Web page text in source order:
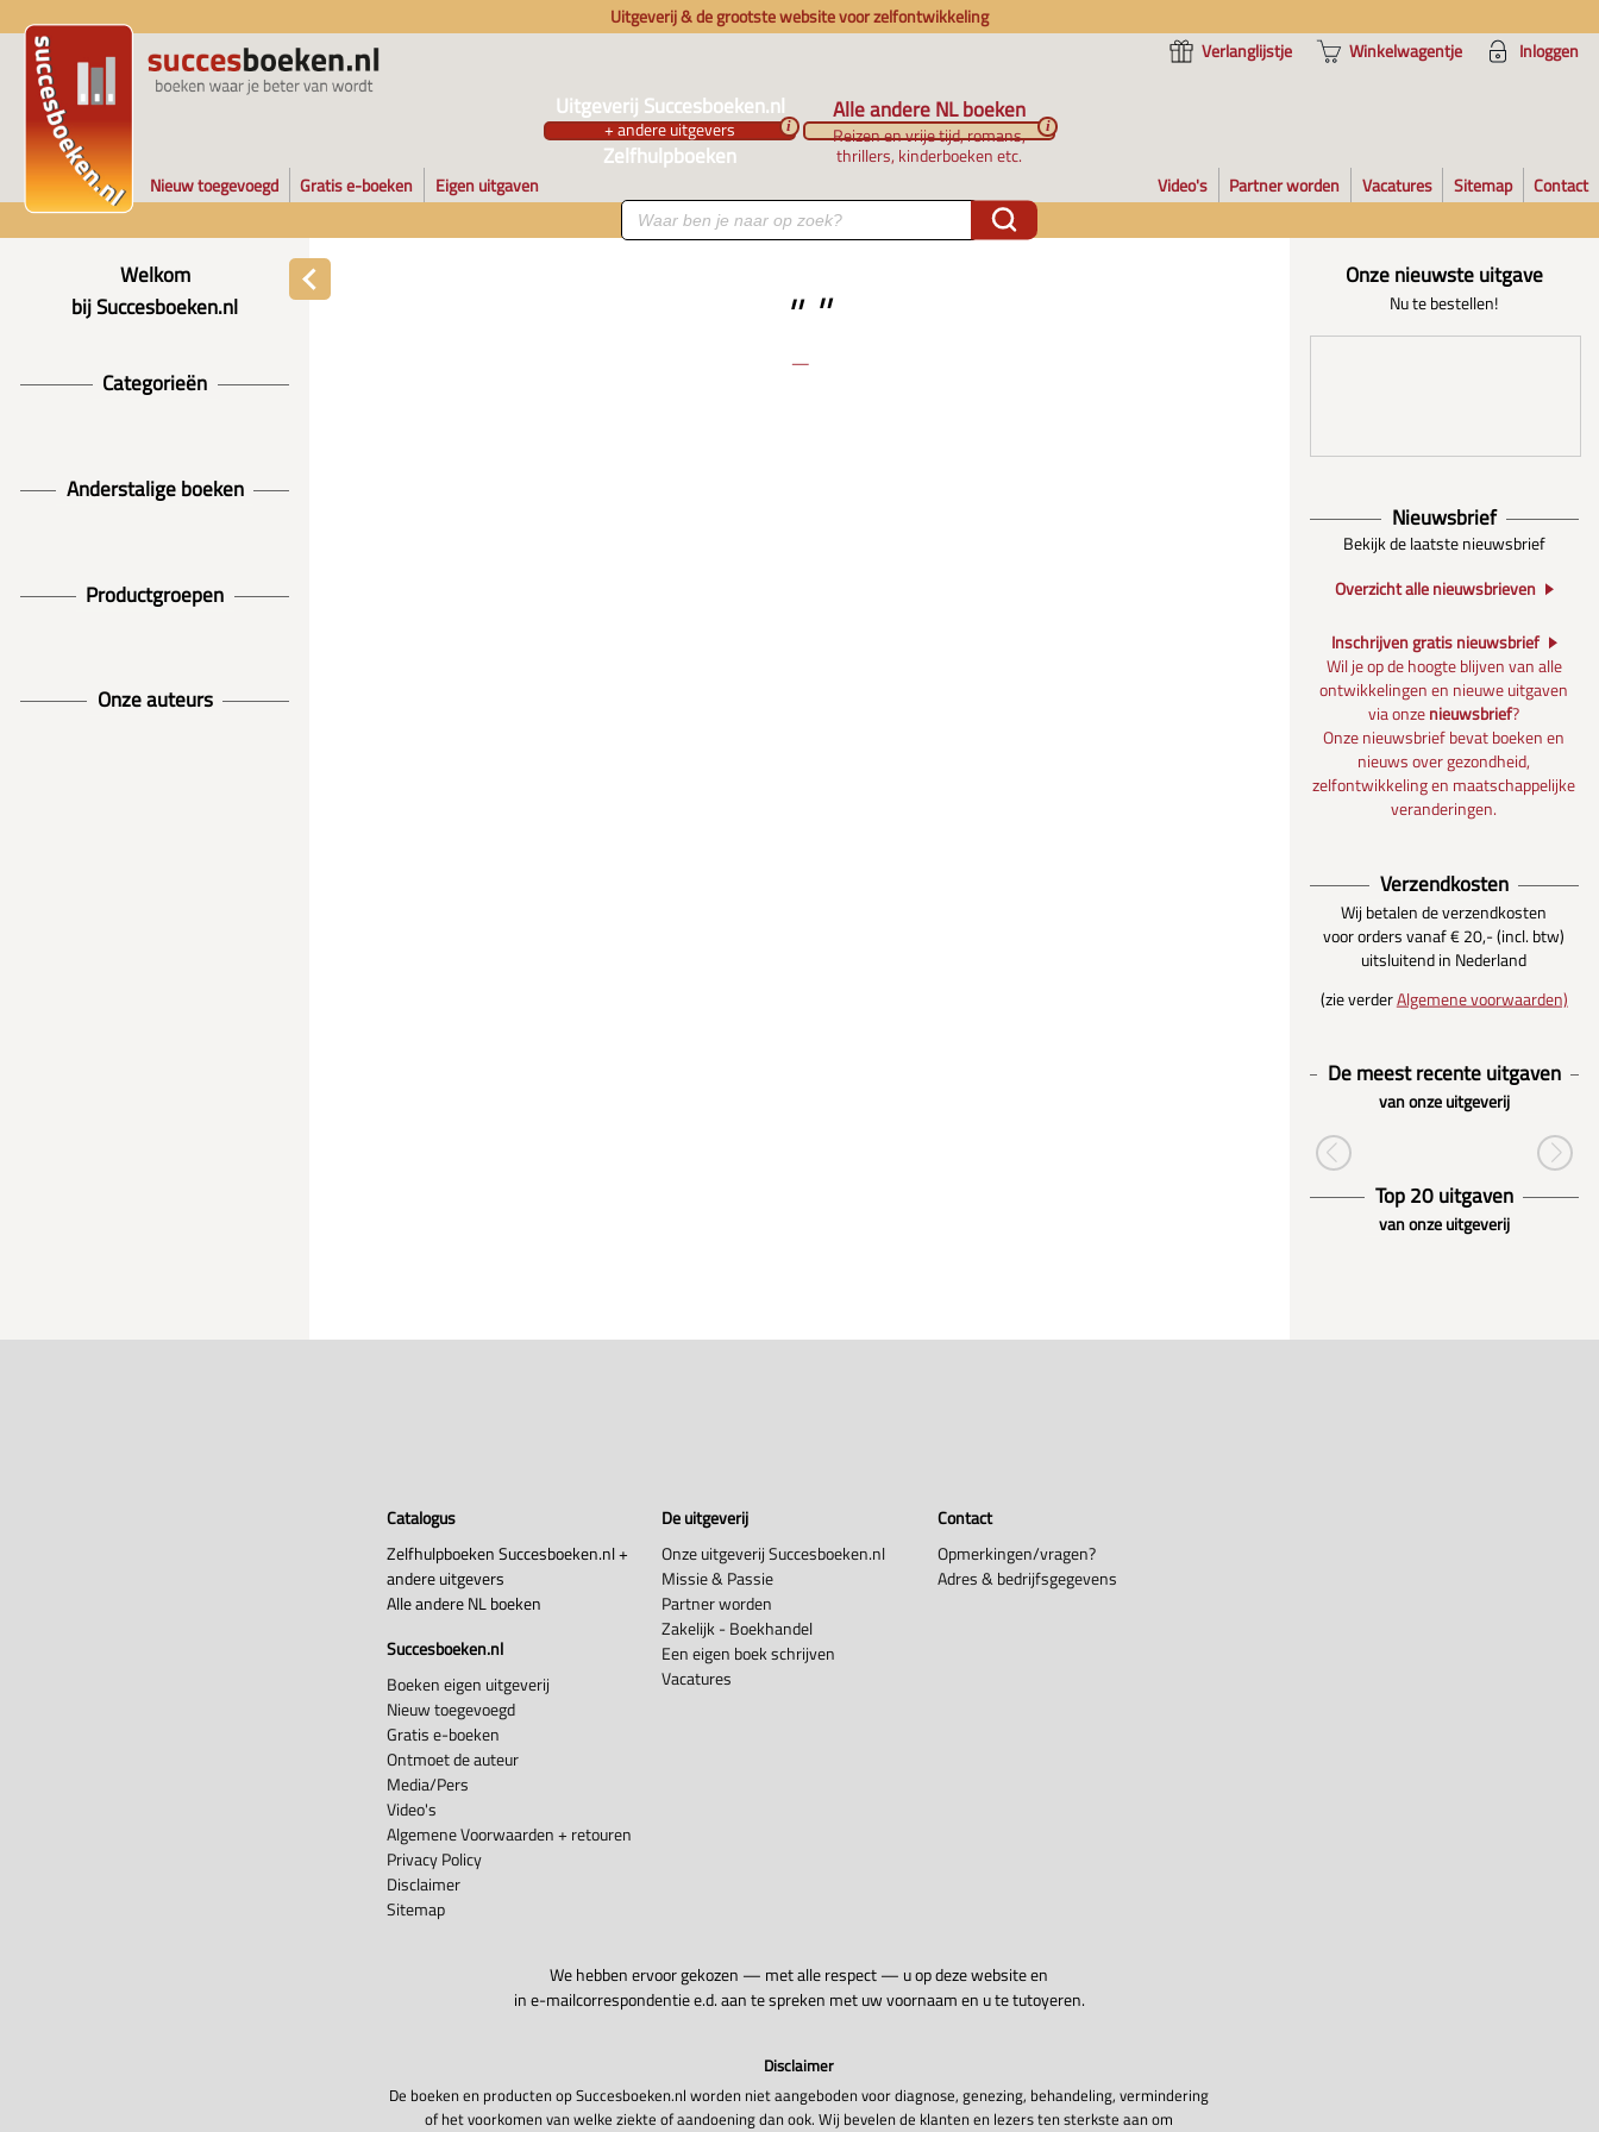
Uitgeverij & de grootste website voor zelfontwikkeling
Verlanglijstje
Winkelwagentje Inloggen
Uitgeverij Succesboeken.nl
+ andere uitgevers
Zelfhulpboeken
i
Alle andere NL boeken
Reizen en vrije tijd, romans,
thrillers, kinderboeken etc.
i
Nieuw toegevoegd Gratis e-boeken Eigen uitgaven Video's Partner worden Vacatures Sitemap Contact
Welkom
bij Succesboeken.nl
Categorieën
Anderstalige boeken
Productgroepen
Onze auteurs
Onze nieuwste uitgave
Nu te bestellen!
Nieuwsbrief
Bekijk de laatste nieuwsbrief
Overzicht alle nieuwsbrieven
Inschrijven gratis nieuwsbrief
Wil je op de hoogte blijven van alle
ontwikkelingen en nieuwe uitgaven
via onzenieuwsbrief?
Onze nieuwsbrief bevat boeken en
nieuws over gezondheid,
zelfontwikkeling en maatschappelijke
veranderingen.
Verzendkosten
Wij betalen de verzendkosten
voor orders vanaf € 20,- (incl. btw)
uitsluitend in Nederland
(zie verderAlgemene voorwaarden)
De meest recente uitgaven
van onze uitgeverij
Top 20 uitgaven
van onze uitgeverij
Catalogus
Zelfhulpboeken Succesboeken.nl +
andere uitgevers
Alle andere NL boeken
Succesboeken.nl
Boeken eigen uitgeverij
Nieuw toegevoegd
Gratis e-boeken
Ontmoet de auteur
Media/Pers
Video's
Algemene Voorwaarden + retouren
Privacy Policy
Disclaimer
Sitemap
De uitgeverij
Onze uitgeverij Succesboeken.nl
Missie & Passie
Partner worden
Zakelijk - Boekhandel
Een eigen boek schrijven
Vacatures
Contact
Opmerkingen/vragen?
Adres & bedrijfsgegevens
We hebben ervoor gekozen — met alle respect — u op deze website en
in e-mailcorrespondentie e.d. aan te spreken met uw voornaam en u te tutoyeren.
Disclaimer
De boeken en producten op Succesboeken.nl worden niet aangeboden voor diagnose, genezing, behandeling, vermindering
of het voorkomen van welke ziekte of aandoening dan ook. Wij bevelen de klanten en lezers ten sterkste aan om